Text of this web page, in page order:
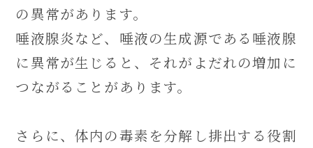
の異常があります。
唾液腺炎など、唾液の生成源である唾液腺
に異常が生じると、それがよだれの増加に
つながることがあります。
さらに、体内の毒素を分解し排出する役割